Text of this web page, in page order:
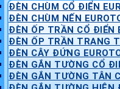
ĐÈN CHÙM CỔ ĐIỂN
ĐÈN CHÙM NẾN
ĐÈN ỐP TRẦN CỔ ĐIỂN
ĐÈN ỐP TRẦN TRANG
ĐÈN CÂY ĐỨNG
ĐÈN GẮN TƯỜNG CỔ
ĐÈN GẮN TƯỜNG TÂN